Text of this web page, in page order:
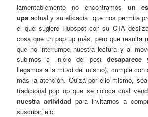
lamentablemente no encontramos un
ups actual y su eficacia que nos permita
el que sugiere Hubspot con su CTA
cosa que un pop up más, pero que resulta
que no interrumpe nuestra lectura y al
subimos al inicio del post desaparece
llegamos a la mitad del mismo), cumple con
más la atención. Quizá por ello mismo,
tradicional pop up que se coloca cual
nuestra actividad para invitarnos a
suscribir, etc.